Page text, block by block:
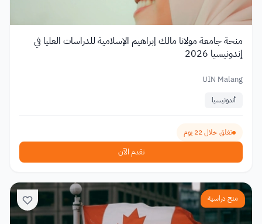
منحة جامعة مولانا مالك إبراهيم الإسلامية للدراسات العليا في
إندونيسيا 2026
UIN Malang
أندونيسيا
تغلق خلال 22 يوم
تقدم الآن
منح دراسية